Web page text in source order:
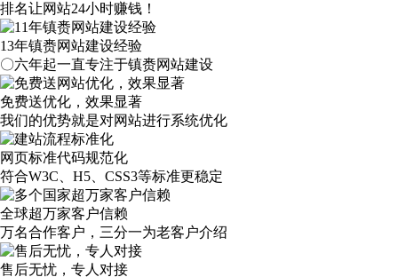
排名让网站24小时赚钱！
13年镇赉网站建设经验
〇六年起一直专注于镇赉网站建设
免费送优化，效果显著
我们的优势就是对网站进行系统优化
网页标准代码规范化
符合W3C、H5、CSS3等标准更稳定
全球超万家客户信赖
万名合作客户，三分一为老客户介绍
售后无忧，专人对接